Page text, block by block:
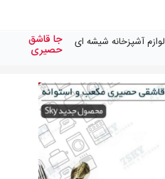
لوازم آشپزخانه شیشه ای
جا قاشق
حصیری